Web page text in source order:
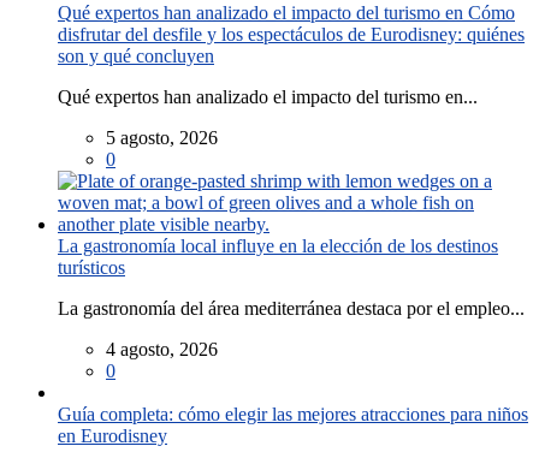
Qué expertos han analizado el impacto del turismo en Cómo
disfrutar del desfile y los espectáculos de Eurodisney: quiénes
son y qué concluyen
Qué expertos han analizado el impacto del turismo en...
5 agosto, 2026
0
La gastronomía local influye en la elección de los destinos
turísticos
La gastronomía del área mediterránea destaca por el empleo...
4 agosto, 2026
0
Guía completa: cómo elegir las mejores atracciones para niños
en Eurodisney